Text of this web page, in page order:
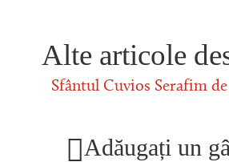
Alte articole
Sfântul Cuvios Serafim
Adăugați un